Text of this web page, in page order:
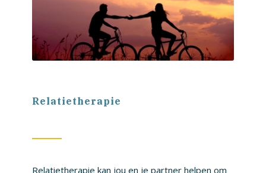
Relatietherapie
Relatietherapie kan jou en je partner helpen om